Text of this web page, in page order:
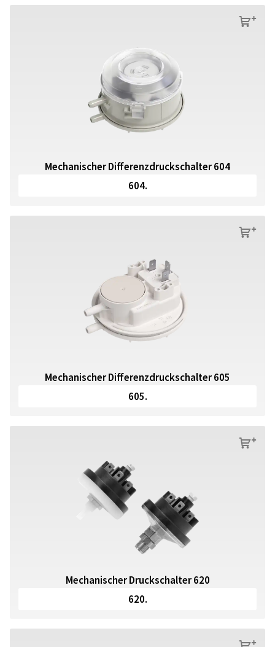
s
Mechanischer Differenzdruckschalter 604
604.
s
Mechanischer Differenzdruckschalter 605
605.
s
Mechanischer Druckschalter 620
620.